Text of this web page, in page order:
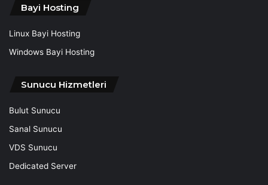
Bayi Hosting
Linux Bayi Hosting
Windows Bayi Hosting
Sunucu Hizmetleri
Bulut Sunucu
Sanal Sunucu
VDS Sunucu
Dedicated Server